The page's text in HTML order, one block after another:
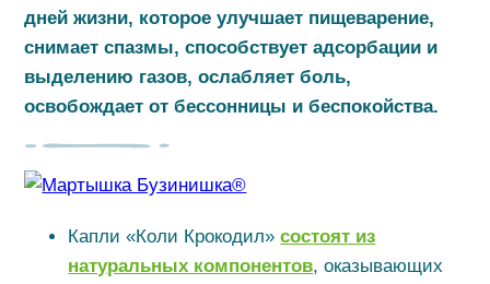
дней жизни, которое улучшает пищеварение,
снимает спазмы, способствует адсорбации и
выделению газов, ослабляет боль,
освобождает от бессонницы и беспокойства.
Капли «Коли Крокодил»состоят из
натуральных компонентов, оказывающих